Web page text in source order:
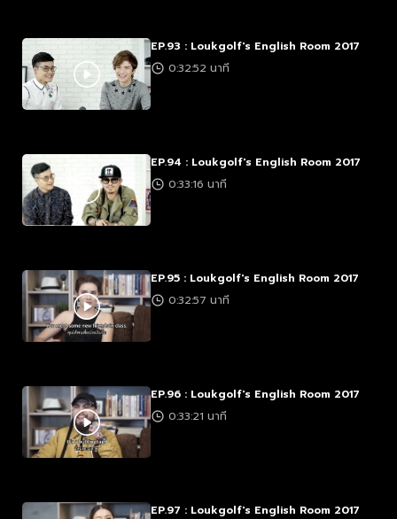
EP.93 : Loukgolf's English Room 2017
0:32:52 นาที
EP.94 : Loukgolf's English Room 2017
0:33:16 นาที
EP.95 : Loukgolf's English Room 2017
0:32:57 นาที
EP.96 : Loukgolf's English Room 2017
0:33:21 นาที
EP.97 : Loukgolf's English Room 2017